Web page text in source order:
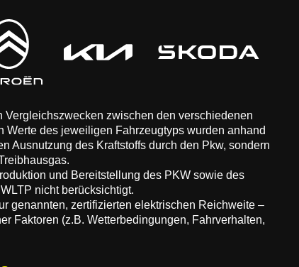
zwischen den verschiedenen
des jeweiligen Fahrzeugtyps wurden anhand
Ausnutzung des Kraftstoffs durch den Pkw, sondern
und Bereitstellung des PKW sowie des
nicht berücksichtigt.
genannten, zertifizierten elektrischen Reichweite –
Faktoren (z.B. Wetterbedingungen, Fahrverhalten,